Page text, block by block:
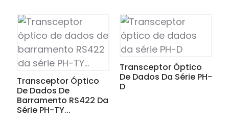
Transceptor Óptico
De Dados De
Barramento RS422 Da
Série PH-TY...
Transceptor Óptico
De Dados Da Série PH-
D